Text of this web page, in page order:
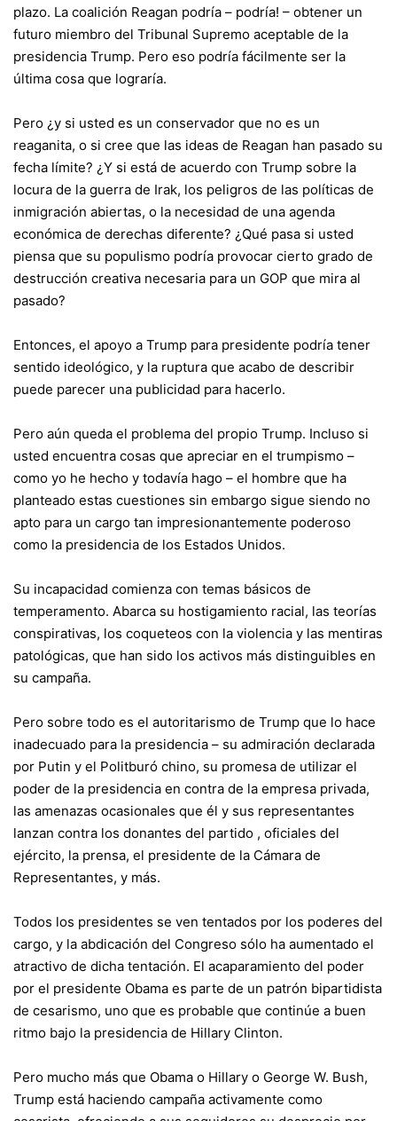
plazo. La coalición Reagan podría – podría! – obtener un
futuro miembro del Tribunal Supremo aceptable de la
presidencia Trump. Pero eso podría fácilmente ser la
última cosa que lograría.
Pero ¿y si usted es un conservador que no es un
reaganita, o si cree que las ideas de Reagan han pasado su
fecha límite? ¿Y si está de acuerdo con Trump sobre la
locura de la guerra de Irak, los peligros de las políticas de
inmigración abiertas, o la necesidad de una agenda
económica de derechas diferente? ¿Qué pasa si usted
piensa que su populismo podría provocar cierto grado de
destrucción creativa necesaria para un GOP que mira al
pasado?
Entonces, el apoyo a Trump para presidente podría tener
sentido ideológico, y la ruptura que acabo de describir
puede parecer una publicidad para hacerlo.
Pero aún queda el problema del propio Trump. Incluso si
usted encuentra cosas que apreciar en el trumpismo –
como yo he hecho y todavía hago – el hombre que ha
planteado estas cuestiones sin embargo sigue siendo no
apto para un cargo tan impresionantemente poderoso
como la presidencia de los Estados Unidos.
Su incapacidad comienza con temas básicos de
temperamento. Abarca su hostigamiento racial, las teorías
conspirativas, los coqueteos con la violencia y las mentiras
patológicas, que han sido los activos más distinguibles en
su campaña.
Pero sobre todo es el autoritarismo de Trump que lo hace
inadecuado para la presidencia – su admiración declarada
por Putin y el Politburó chino, su promesa de utilizar el
poder de la presidencia en contra de la empresa privada,
las amenazas ocasionales que él y sus representantes
lanzan contra los donantes del partido , oficiales del
ejército, la prensa, el presidente de la Cámara de
Representantes, y más.
Todos los presidentes se ven tentados por los poderes del
cargo, y la abdicación del Congreso sólo ha aumentado el
atractivo de dicha tentación. El acaparamiento del poder
por el presidente Obama es parte de un patrón bipartidista
de cesarismo, uno que es probable que continúe a buen
ritmo bajo la presidencia de Hillary Clinton.
Pero mucho más que Obama o Hillary o George W. Bush,
Trump está haciendo campaña activamente como